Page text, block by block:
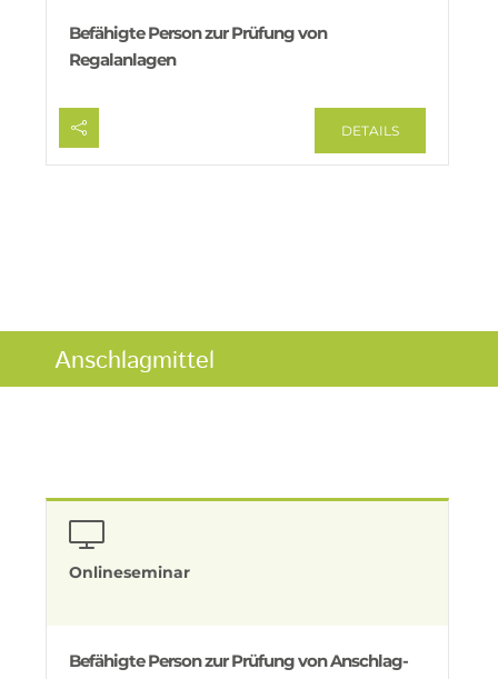
Befähigte Person zur Prüfung von
Regalanlagen
DETAILS
Anschlagmittel
Onlineseminar
Befähigte Person zur Prüfung von Anschlag-